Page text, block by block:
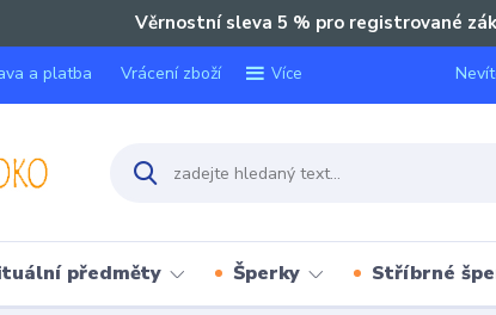
Věrnostní sleva 5 % pro registrované
a platba Vrácení zboží Více
předměty Šperky Stříbrné